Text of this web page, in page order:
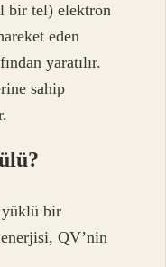
bir tel) elektron
eden
yaratılır.
sahip
bir
QV’nin